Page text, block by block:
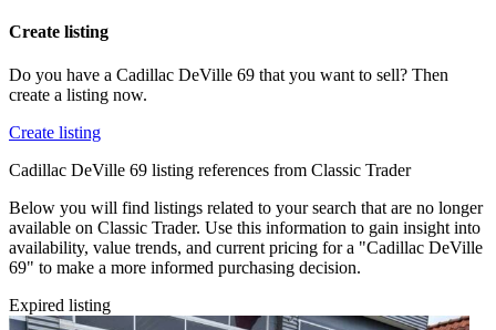
Cadillac V16
Create listing
Do you have a Cadillac DeVille 69 that you want to sell? Then
create a listing now.
Create listing
Cadillac DeVille 69 listing references from Classic Trader
Below you will find listings related to your search that are no longer
available on Classic Trader. Use this information to gain insight into
availability, value trends, and current pricing for a "Cadillac DeVille
69" to make a more informed purchasing decision.
Expired listing